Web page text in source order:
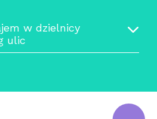
w dzielnicy
ulic